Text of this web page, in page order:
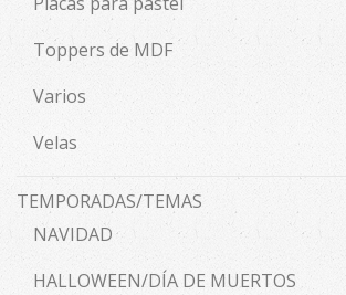
Toppers de MDF
Varios
Velas
TEMPORADAS/TEMAS
NAVIDAD
HALLOWEEN/DÍA DE MUERTOS